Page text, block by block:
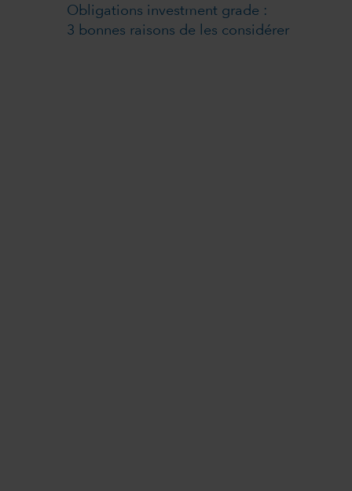
Obligations investment grade :
3 bonnes raisons de les considérer